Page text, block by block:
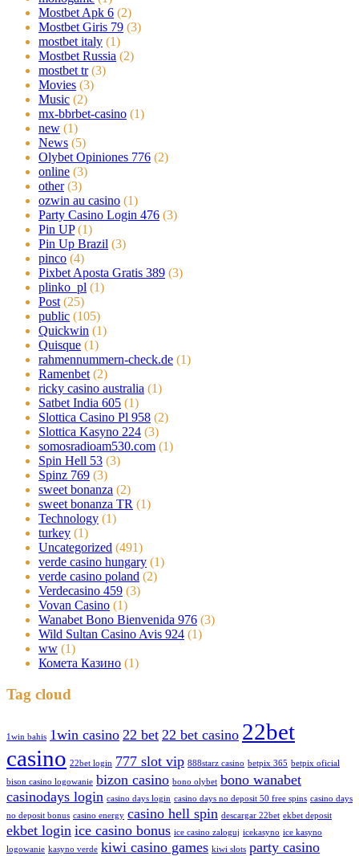
Mostbet Apk 6 (2)
Mostbet Giris 79 (3)
mostbet italy (1)
Mostbet Russia (2)
mostbet tr (3)
Movies (3)
Music (2)
mx-bbrbet-casino (1)
new (1)
News (5)
Olybet Opiniones 776 (2)
online (3)
other (3)
ozwin au casino (1)
Party Casino Login 476 (3)
Pin UP (1)
Pin Up Brazil (3)
pinco (4)
Pixbet Aposta Gratis 389 (3)
plinko_pl (1)
Post (25)
public (105)
Quickwin (1)
Quisque (1)
rahmennummern-check.de (1)
Ramenbet (2)
ricky casino australia (1)
Satbet India 605 (1)
Slottica Casino Pl 958 (2)
Slottica Kasyno 224 (3)
somosradioam530.com (1)
Spin Hell 53 (3)
Spinz 769 (3)
sweet bonanza (2)
sweet bonanza TR (1)
Technology (1)
turkey (1)
Uncategorized (491)
verde casino hungary (1)
verde casino poland (2)
Verdecasino 459 (3)
Vovan Casino (1)
Wanabet Bono Bienvenida 976 (3)
Wild Sultan Casino Avis 924 (1)
ww (1)
Комета Казино (1)
Tag cloud
1win bahis 1win casino 22 bet 22 bet casino 22bet
casino 22bet login 777 slot vip 888starz casino betpix 365 betpix oficial
bison casino logowanie bizon casino bono olybet bono wanabet
casinodays login casino days login casino days no deposit 50 free spins casino days
no deposit bonus casino energy casino hell spin descargar 22bet ekbet deposit
ekbet login ice casino bonus ice casino zaloguj icekasyno ice kasyno
logowanie kasyno verde kiwi casino games kiwi slots party casino